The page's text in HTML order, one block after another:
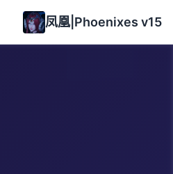
凤凰|Phoenixes v15